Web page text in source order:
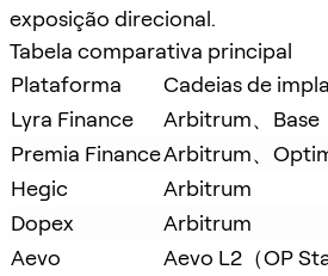
exposição direcional.
Tabela comparativa principal
Plataforma
Cadeias de
Lyra Finance
Arbitrum、Base
Premia FinanceArbitrum、
Hegic
Arbitrum
Dopex
Arbitrum
Aevo
Aevo L2（OP